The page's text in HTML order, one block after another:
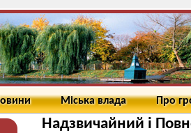
Міська влада Про
Надзвичайний і